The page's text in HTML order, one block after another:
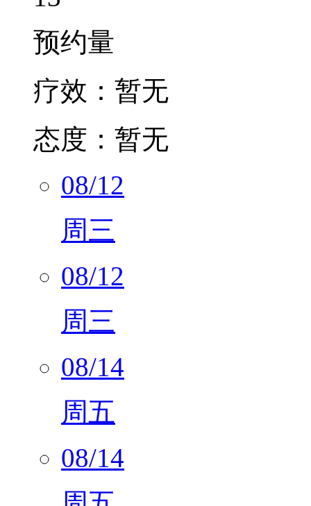
预约量
疗效： 暂无
态度： 暂无
08/12
周三
08/12
周三
08/14
周五
08/14
周五